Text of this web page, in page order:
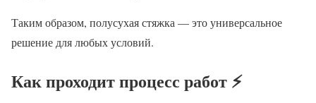
Таким образом, полусухая стяжка — это универсальное
решение для любых условий.
Как проходит процесс работ ⚡